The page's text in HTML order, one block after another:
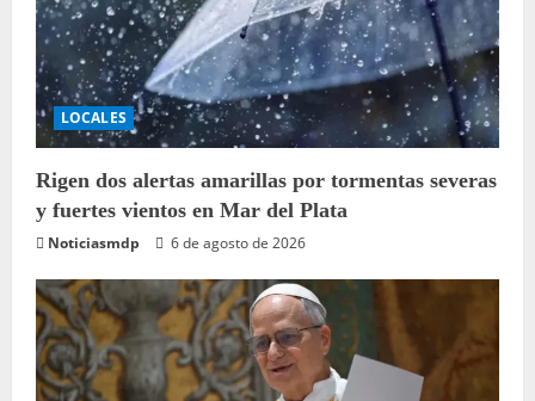
LOCALES
Rigen dos alertas amarillas por tormentas severas
y fuertes vientos en Mar del Plata
Noticiasmdp 6 de agosto de 2026